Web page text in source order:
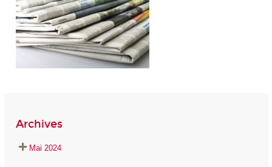
Archives
Mai 2024